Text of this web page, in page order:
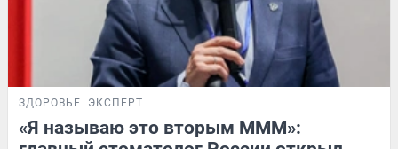
ЗДОРОВЬЕ ЭКСПЕРТ
«Я называю это вторым МММ»: